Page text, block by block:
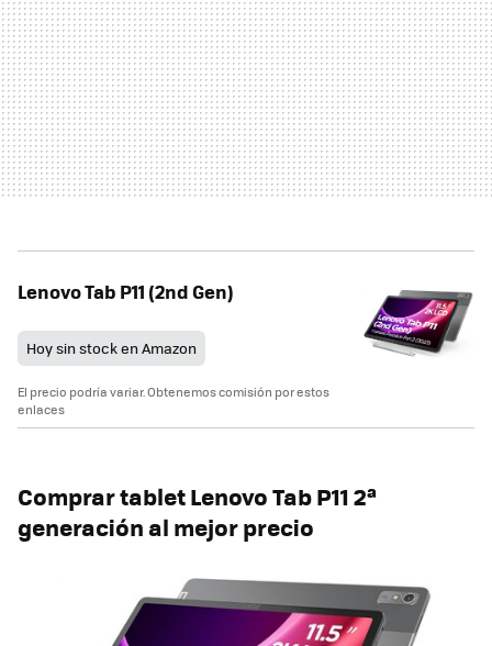
Lenovo Tab P11 (2nd Gen)
Hoy sin stock en Amazon
El precio podría variar. Obtenemos comisión por estos
enlaces
Comprar tablet Lenovo Tab P11 2ª
generación al mejor precio